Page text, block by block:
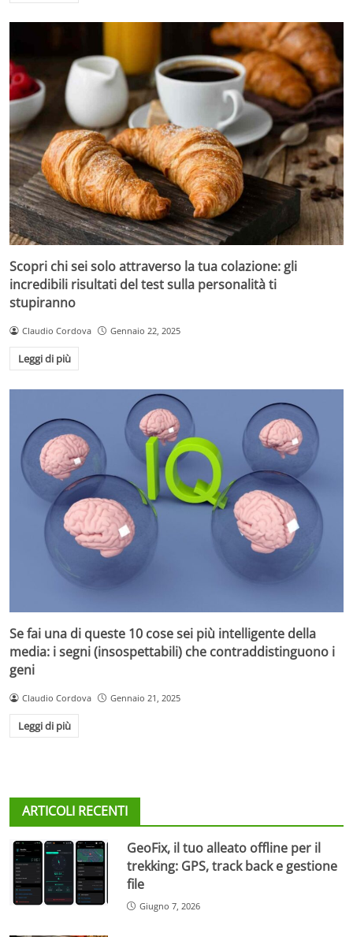
Scopri chi sei solo attraverso la tua colazione: gli
incredibili risultati del test sulla personalità ti
stupiranno
Claudio Cordova Gennaio 22, 2025
Leggi di più
Se fai una di queste 10 cose sei più intelligente della
media: i segni (insospettabili) che contraddistinguono i
geni
Claudio Cordova Gennaio 21, 2025
Leggi di più
ARTICOLI RECENTI
GeoFix, il tuo alleato offline per il
trekking: GPS, track back e gestione
file
Giugno 7, 2026